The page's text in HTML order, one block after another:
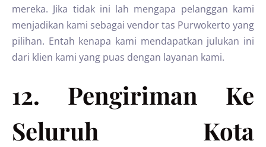
mereka. Jika tidak ini lah mengapa pelanggan kami
menjadikan kami sebagai vendor tas Purwokerto yang
pilihan. Entah kenapa kami mendapatkan julukan ini
dari klien kami yang puas dengan layanan kami.
12. Pengiriman Ke
Seluruh Kota